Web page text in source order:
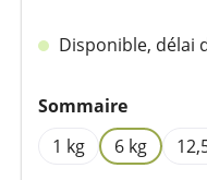
Disponible, délai
Sélectionnez
Sommaire
1 kg
6 kg